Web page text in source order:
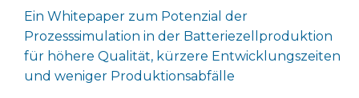
Ein Whitepaper zum Potenzial der
Prozesssimulation in der Batteriezellproduktion
für höhere Qualität, kürzere Entwicklungszeiten
und weniger Produktionsabfälle